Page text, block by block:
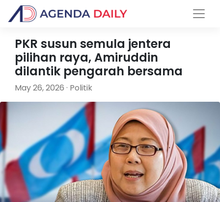
PKR susun semula jentera
pilihan raya, Amiruddin
dilantik pengarah bersama
May 26, 2026 · Politik